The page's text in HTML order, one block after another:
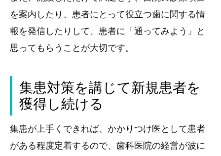
を案内したり、患者にとって役立つ歯に関する情
報を発信したりして、患者に「通ってみよう」と
思ってもらうことが大切です。
集患対策を講じて新規患者を
獲得し続ける
集患が上手くできれば、かかりつけ医として患者
がある程度定着するので、歯科医院の経営が波に